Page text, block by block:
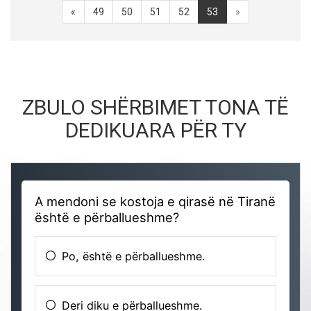
« 49 50 51 52 53 »
ZBULO SHËRBIMET TONA TË
DEDIKUARA PËR TY